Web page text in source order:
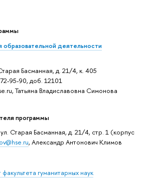
деятельности
Басманная, д. 21/4, к. 405
95-90, доб. 12101
Татьяна Владиславовна Симонова
программы
Старая Басманная, д. 21/4, стр. 1 (корпус
, Александр Антонович Климов
гуманитарных наук